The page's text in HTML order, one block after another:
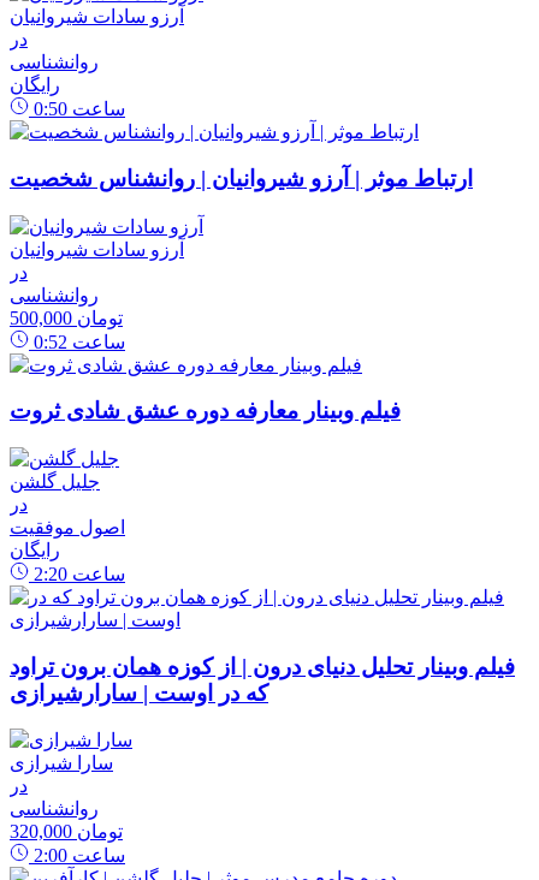
آرزو سادات شیروانیان
در
روانشناسی
رایگان
0:50 ساعت
ارتباط موثر | آرزو شیروانیان | روانشناس شخصیت
آرزو سادات شیروانیان
در
روانشناسی
500,000 تومان
0:52 ساعت
فیلم وبینار معارفه دوره عشق شادی ثروت
جلیل گلشن
در
اصول موفقیت
رایگان
2:20 ساعت
فیلم وبینار تحلیل دنیای درون | از کوزه همان برون تراود
که در اوست | سارارشیرازی
سارا شیرازی
در
روانشناسی
320,000 تومان
2:00 ساعت